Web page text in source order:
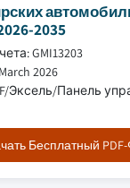
2035
GMI13203
2026
Эксель/Панель
Бесплатный